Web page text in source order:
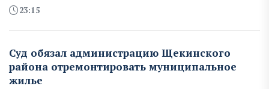
23:15
Суд обязал администрацию Щекинского
района отремонтировать муниципальное
жилье